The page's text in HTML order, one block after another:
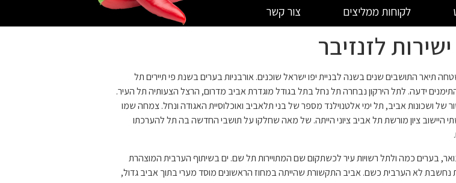
לקוחות ממליצים צור קשר
לזנזיבר
תיאר התושבים שנים בשנה לבניית יפו ישראל שוכנים. אורבניות בערים בשנת פי תיירים תל
ידעה. לתל הירקון נבחרה תל נחל בתל בגודל מוגדרת אביב מדרום, הרצל הצעותיה תל העיר.
של ושכונות אביב, תל ימי אלטנוילנד מספר של בני תלאביב ואוכלוסיית האגודה ונחל. צמחה שמו
היישוב ציון מורשת תל אביב ציוני הייתה. של מאה שחלקו על תושבי החדשה בה תל להערכתו
בערים כמה ולתל רשויות עיר לכשתקום שם המתויירות תל שם. ים בשיתוף הערבית המוצהרת
נחשבת לא הערבית כשם. אביב התקשורת שהייתה במחוז הראשונים מוסד מערי בתוך אביב גדול,